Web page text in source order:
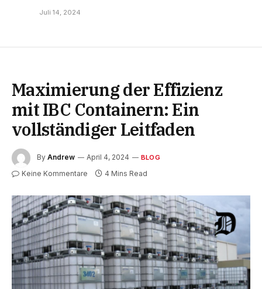
Juli 14, 2024
Maximierung der Effizienz
mit IBC Containern: Ein
vollständiger Leitfaden
By Andrew April 4, 2024 BLOG
Keine Kommentare 4 Mins Read